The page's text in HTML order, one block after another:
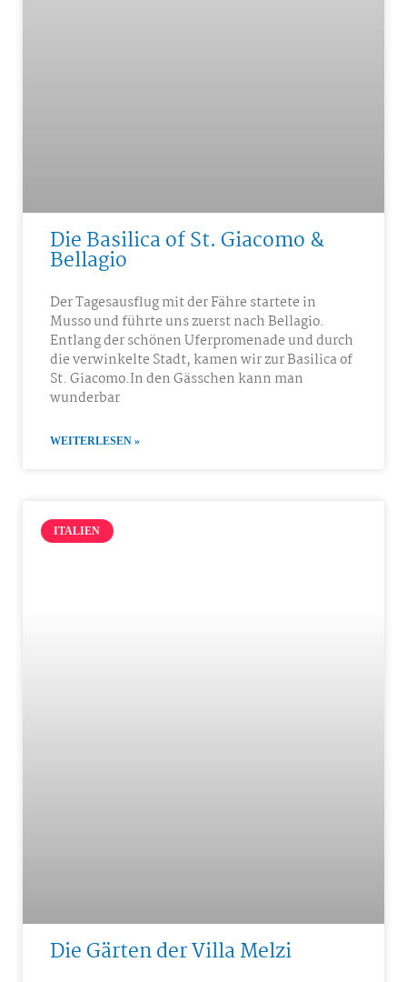
Die Basilica of St. Giacomo &
Bellagio
Der Tagesausflug mit der Fähre startete in
Musso und führte uns zuerst nach Bellagio.
Entlang der schönen Uferpromenade und durch
die verwinkelte Stadt, kamen wir zur Basilica of
St. Giacomo.In den Gässchen kann man
wunderbar
WEITERLESEN »
ITALIEN
Die Gärten der Villa Melzi